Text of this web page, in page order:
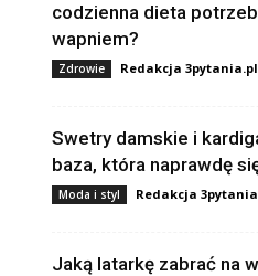
codzienna dieta
wapniem?
Zdrowie Redakcja 3pytania.pl
Swetry damskie i
baza, która naprawdę
Moda i styl Redakcja
Jaką latarkę zabrać na